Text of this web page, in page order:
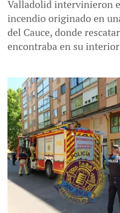
Valladolid intervinieron
incendio originado en
del Cauce, donde
encontraba en su interior